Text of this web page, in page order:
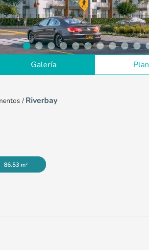
Galería
/ Riverbay
86.53 m²